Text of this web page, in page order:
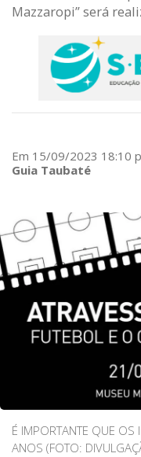
Mazzaropi” será
Em 15/09/2023 18:10
Guia Taubaté
É IMPORTANTE QUE OS
ANOS (FOTO: